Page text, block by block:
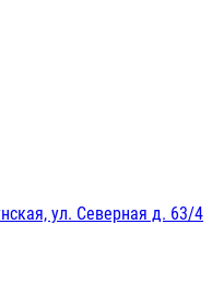
ул. Северная д. 63/4